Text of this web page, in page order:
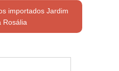
importados Jardim
Rosália